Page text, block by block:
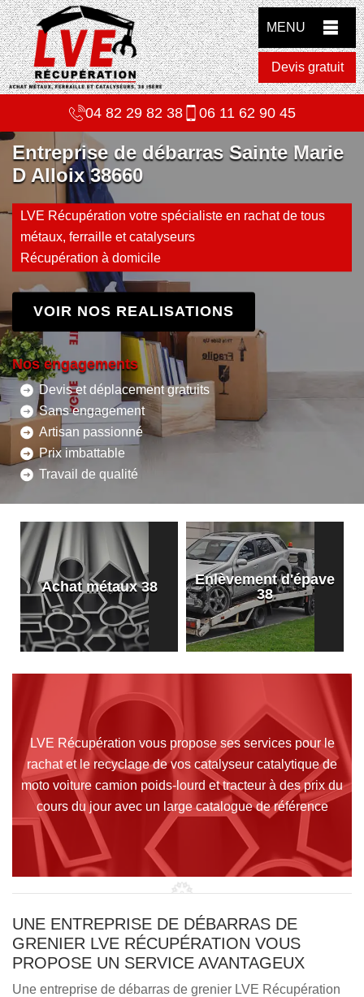
MENU
Devis gratuit
04 82 29 82 38 06 11 62 90 45
Entreprise de débarras Sainte Marie
D Alloix 38660
LVE Récupération votre spécialiste en rachat de tous
métaux, ferraille et catalyseurs
Récupération à domicile
VOIR NOS REALISATIONS
Nos engagements
Devis et déplacement gratuits
Sans engagement
Artisan passionné
Prix imbattable
Travail de qualité
Achat métaux 38
Enlèvement d'épave
38
LVE Récupération vous propose ses services pour le
rachat et le recyclage de vos catalyseur catalytique de
moto voiture camion poids-lourd et tracteur à des prix du
cours du jour avec un large catalogue de référence
UNE ENTREPRISE DE DÉBARRAS DE
GRENIER LVE RÉCUPÉRATION VOUS
PROPOSE UN SERVICE AVANTAGEUX
Une entreprise de débarras de grenier LVE Récupération